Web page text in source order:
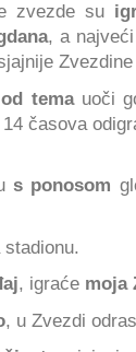
zvezde su
, a
temauoči
časova
s ponosom
stadionu.
, igraće moja
, u Zvezdi